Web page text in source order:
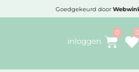
Goedgekeurd door
inloggen